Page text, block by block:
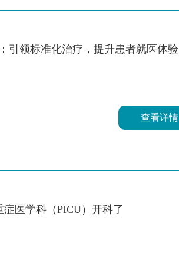
引领标准化治疗，提升患者就医体验
查看详情
医学科（PICU）开科了